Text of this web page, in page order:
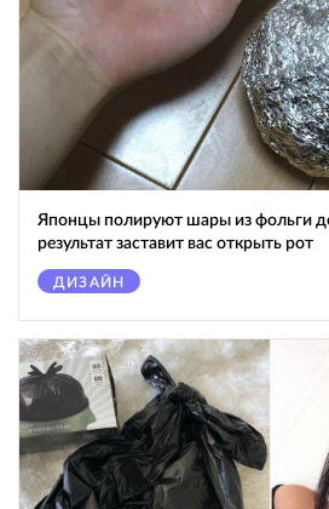
Японцы полируют шары из фольги
результат заставит вас открыть рот
ДИЗАЙН